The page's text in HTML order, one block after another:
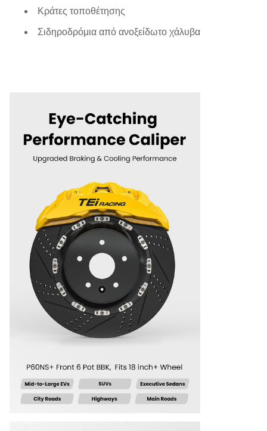
Κράτες τοποθέτησης
Σιδηροδρόμια από ανοξείδωτο χάλυβα